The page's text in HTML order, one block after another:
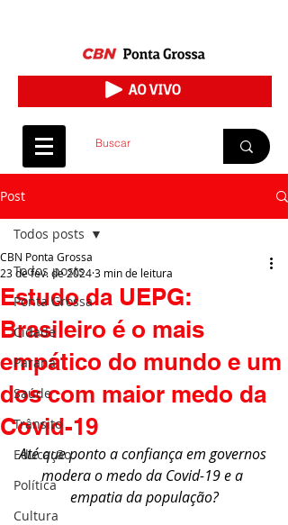
Post
Todos posts
Ponta Grossa
Cidade
Paraná
Saúde
Trânsito
Educação
Política
Cultura
Todos posts
Estudo da UEPG:
Brasileiro é o mais
empático do mundo e um
dos com maior medo da
Covid-19
CBN Ponta Grossa
23 de fev. de 20243 min de leitura
Até que ponto a confiança em governos
modera o medo da Covid-19 e a
empatia da população?